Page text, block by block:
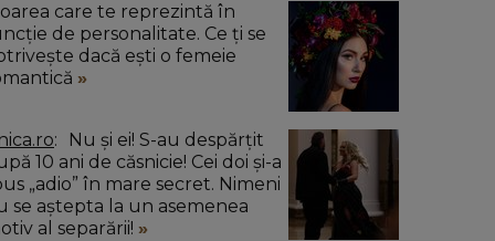
care te reprezintă în
de personalitate. Ce ți se
dacă ești o femeie
10 ani de căsnicie! Cei doi și-a
„adio” în mare secret. Nimeni
se aștepta la un asemenea
al separării!